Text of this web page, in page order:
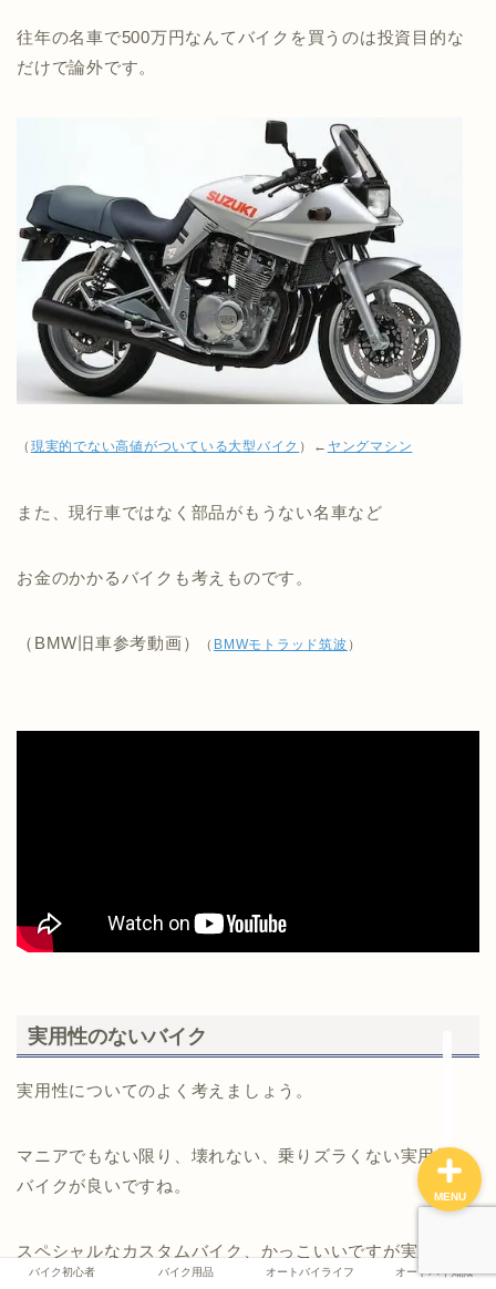
往年の名車で500万円なんてバイクを買うのは投資目的な
だけで論外です。
（ 現実的でない高値がついている大型バイク ）← ヤングマシン
また、現行車ではなく部品がもうない名車など
お金のかかるバイクも考えものです。
（BMW旧車参考動画） （ BMWモトラッド筑波 ）
実用性のないバイク
実用性についてのよく考えましょう。
マニアでもない限り、壊れない、乗りズラくない実用的な
バイクが良いですね。
スペシャルなカスタムバイク、かっこいいですが実用的で
はありません。
バイク初心者 バイク用品 オートバイライフ オートバイ知識
MENU